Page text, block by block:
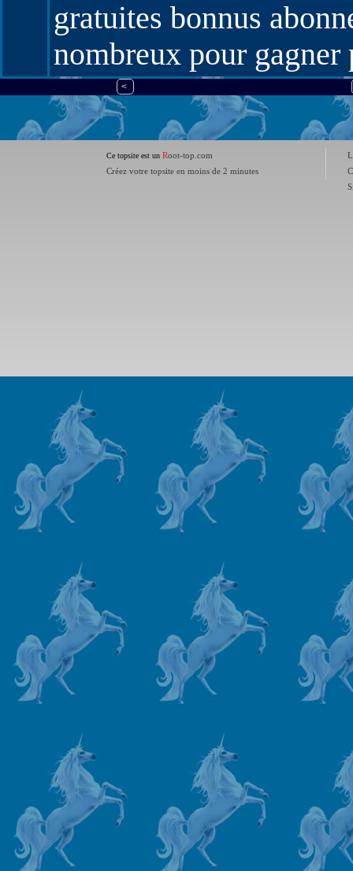
gratuites bonnus
nombreux pour gagner
<
Ce topsite est un Root-top.com
Créez votre topsite en moins de 2 minutes